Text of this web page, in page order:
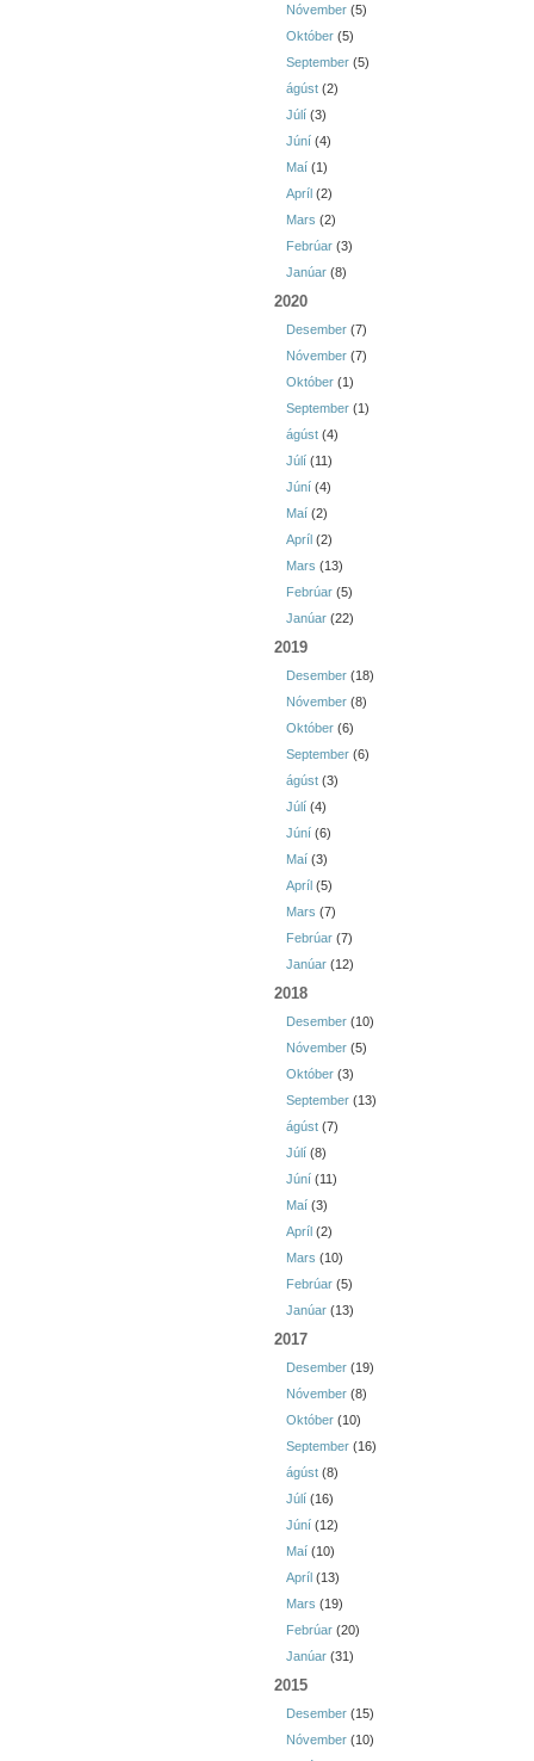
Nóvember (5)
Október (5)
September (5)
ágúst (2)
Júlí (3)
Júní (4)
Maí (1)
Apríl (2)
Mars (2)
Febrúar (3)
Janúar (8)
2020
Desember (7)
Nóvember (7)
Október (1)
September (1)
ágúst (4)
Júlí (11)
Júní (4)
Maí (2)
Apríl (2)
Mars (13)
Febrúar (5)
Janúar (22)
2019
Desember (18)
Nóvember (8)
Október (6)
September (6)
ágúst (3)
Júlí (4)
Júní (6)
Maí (3)
Apríl (5)
Mars (7)
Febrúar (7)
Janúar (12)
2018
Desember (10)
Nóvember (5)
Október (3)
September (13)
ágúst (7)
Júlí (8)
Júní (11)
Maí (3)
Apríl (2)
Mars (10)
Febrúar (5)
Janúar (13)
2017
Desember (19)
Nóvember (8)
Október (10)
September (16)
ágúst (8)
Júlí (16)
Júní (12)
Maí (10)
Apríl (13)
Mars (19)
Febrúar (20)
Janúar (31)
2015
Desember (15)
Nóvember (10)